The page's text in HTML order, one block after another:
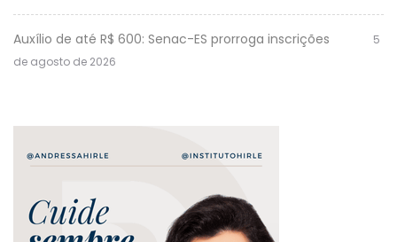
Auxílio de até R$ 600: Senac-ES prorroga inscrições
5
de agosto de 2026